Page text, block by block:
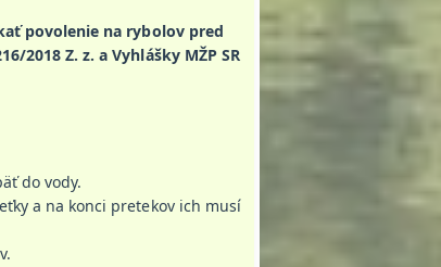
povolenie na rybolov pred
2018 Z. z. a Vyhlášky MŽP SR
do vody.
a na konci pretekov ich musí